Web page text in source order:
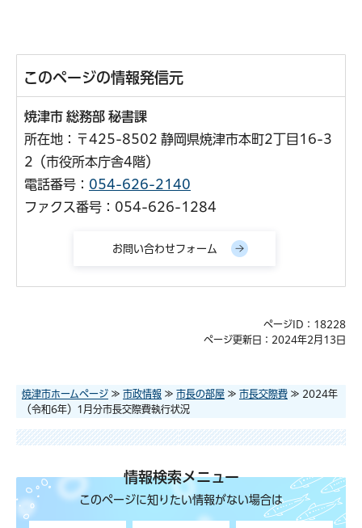
このページの情報発信元
焼津市 総務部 秘書課
所在地：〒425-8502 静岡県焼津市本町2丁目16-3
2（市役所本庁舎4階）
電話番号： 054-626-2140
ファクス番号：054-626-1284
ページID：18228
ページ更新日：2024年2月13日
焼津市ホームページ ≫ 市政情報 ≫ 市長の部屋 ≫ 市長交際費 ≫ 2024年
（令和6年）1月分市長交際費執行状況
情報検索メニュー
このページに知りたい情報がない場合は